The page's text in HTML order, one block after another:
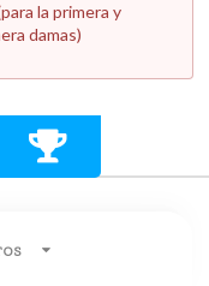
la primera y
damas)